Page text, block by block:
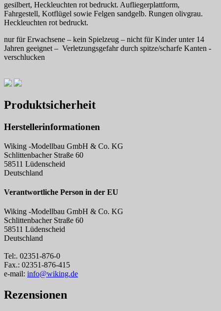
gesilbert, Heckleuchten rot bedruckt. Aufliegerplattform,
Fahrgestell, Kotflügel sowie Felgen sandgelb. Rungen olivgrau.
Heckleuchten rot bedruckt.
nur für Erwachsene – kein Spielzeug – nicht für Kinder unter 14
Jahren geeignet – Verletzungsgefahr durch spitze/scharfe Kanten -
verschlucken
Produktsicherheit
Herstellerinformationen
Wiking -Modellbau GmbH & Co. KG
Schlittenbacher Straße 60
58511 Lüdenscheid
Deutschland
Verantwortliche Person in der EU
Wiking -Modellbau GmbH & Co. KG
Schlittenbacher Straße 60
58511 Lüdenscheid
Deutschland
Tel:. 02351-876-0
Fax.: 02351-876-415
e-mail: info@wiking.de
Rezensionen